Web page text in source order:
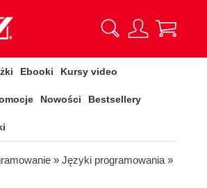
Ebooki Kursy video
Nowości Bestsellery
» Języki programowania »